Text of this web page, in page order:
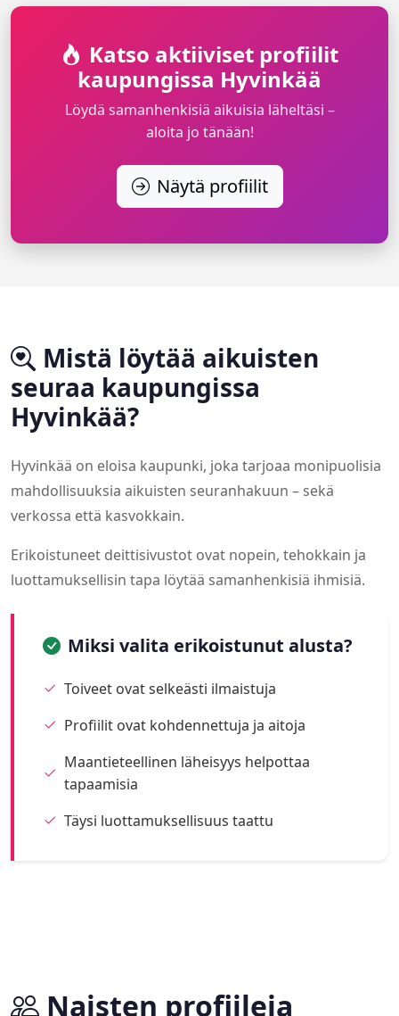
Katso aktiiviset profiilit
kaupungissa Hyvinkää
Löydä samanhenkisiä aikuisia läheltäsi –
aloita jo tänään!
Näytä profiilit
Mistä löytää aikuisten
seuraa kaupungissa
Hyvinkää?
Hyvinkää on eloisa kaupunki, joka tarjoaa monipuolisia
mahdollisuuksia aikuisten seuranhakuun – sekä
verkossa että kasvokkain.
Erikoistuneet deittisivustot ovat nopein, tehokkain ja
luottamuksellisin tapa löytää samanhenkisiä ihmisiä.
Miksi valita erikoistunut alusta?
Toiveet ovat selkeästi ilmaistuja
Profiilit ovat kohdennettuja ja aitoja
Maantieteellinen läheisyys helpottaa
tapaamisia
Täysi luottamuksellisuus taattu
Naisten profiileja